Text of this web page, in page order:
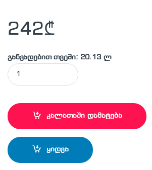
242₾
განვადებით თვეში: 20.13 ლ
MAKITA - P-77877 საბურღი პირი quantity
კალათაში დამატება
ყიდვა